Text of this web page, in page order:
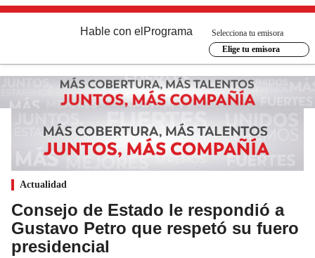
Hable con el Programa
Selecciona tu emisora
Elige tu emisora
Actualidad
Consejo de Estado le respondió a
Gustavo Petro que respetó su fuero
presidencial